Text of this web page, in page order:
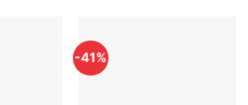
-41%